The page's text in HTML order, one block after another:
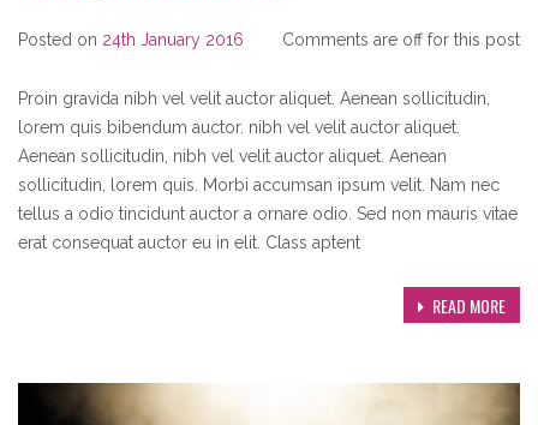
Posted on 24th January 2016 Comments are off for this post
Proin gravida nibh vel velit auctor aliquet. Aenean sollicitudin,
lorem quis bibendum auctor. nibh vel velit auctor aliquet.
Aenean sollicitudin, nibh vel velit auctor aliquet. Aenean
sollicitudin, lorem quis. Morbi accumsan ipsum velit. Nam nec
tellus a odio tincidunt auctor a ornare odio. Sed non mauris vitae
erat consequat auctor eu in elit. Class aptent
READ MORE